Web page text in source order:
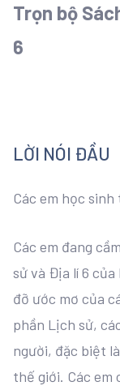
Trọn bộ
6
LỜI NÓI ĐẦU
Các em học
Các em đang
sử và Địa lí 6 của
đỡ ước mơ của
phần Lịch sử,
người, đặc biệt
thế giới. Các em